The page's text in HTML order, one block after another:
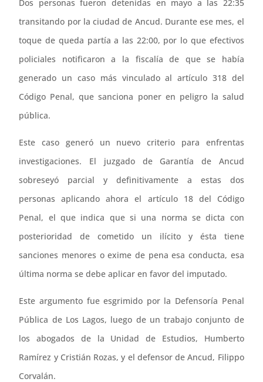
Dos personas fueron detenidas en mayo a las 22:35
transitando por la ciudad de Ancud. Durante ese mes, el
toque de queda partía a las 22:00, por lo que efectivos
policiales notificaron a la fiscalía de que se había
generado un caso más vinculado al artículo 318 del
Código Penal, que sanciona poner en peligro la salud
pública.
Este caso generó un nuevo criterio para enfrentas
investigaciones. El juzgado de Garantía de Ancud
sobreseyó parcial y definitivamente a estas dos
personas aplicando ahora el artículo 18 del Código
Penal, el que indica que si una norma se dicta con
posterioridad de cometido un ilícito y ésta tiene
sanciones menores o exime de pena esa conducta, esa
última norma se debe aplicar en favor del imputado.
Este argumento fue esgrimido por la Defensoría Penal
Pública de Los Lagos, luego de un trabajo conjunto de
los abogados de la Unidad de Estudios, Humberto
Ramírez y Cristián Rozas, y el defensor de Ancud, Filippo
Corvalán.